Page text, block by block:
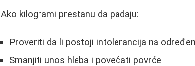
Ako kilogrami prestanu da padaju:
Proveriti da li postoji intolerancija na
Smanjiti unos hleba i povećati povrće